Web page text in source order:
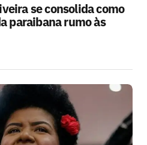
se consolida como
paraibana rumo às